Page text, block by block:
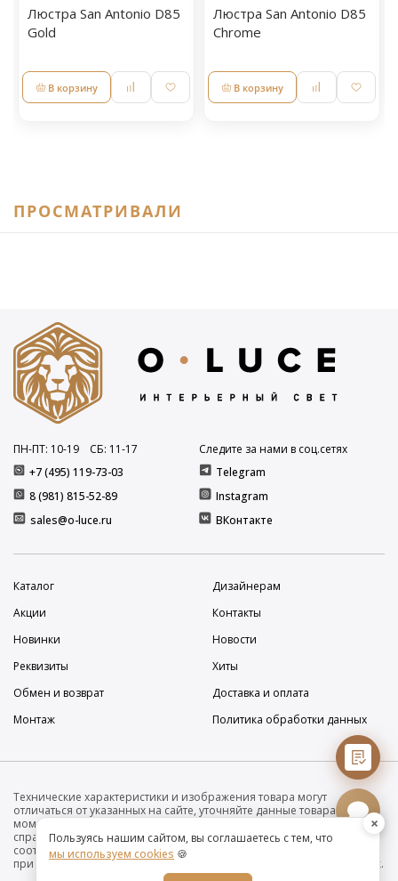
Люстра San Antonio D85
Gold
В корзину
Люстра San Antonio D85
Chrome
В корзину
ПРОСМАТРИВАЛИ
+7 (495) 119-73-03
8 (981) 815-52-89
ПН-ПТ: 10-19 СБ: 11-17
sales@o-luce.ru
Следите за нами в соц.сетях
Telegram
Instagram
ВКонтакте
Каталог
Дизайнерам
Акции
Контакты
Новинки
Новости
Реквизиты
Хиты
Обмен и возврат
Доставка и оплата
Монтаж
Политика обработки данных
Технические характеристики и изображения товара могут
отличаться от указанных на сайте, уточняйте данные товара на
момент покупки и оплаты. Вся информация на сайте о товарах носит
справочный характер и не является публичной офертой в
соответствии с пунктом 2 статьи 437 ГК РФ. Убедительно просим Вас
при покупке проверять наличие желаемых функций и характеристик.
Пользуясь нашим сайтом, вы соглашаетесь с тем, что
мы используем cookies 🍪
×